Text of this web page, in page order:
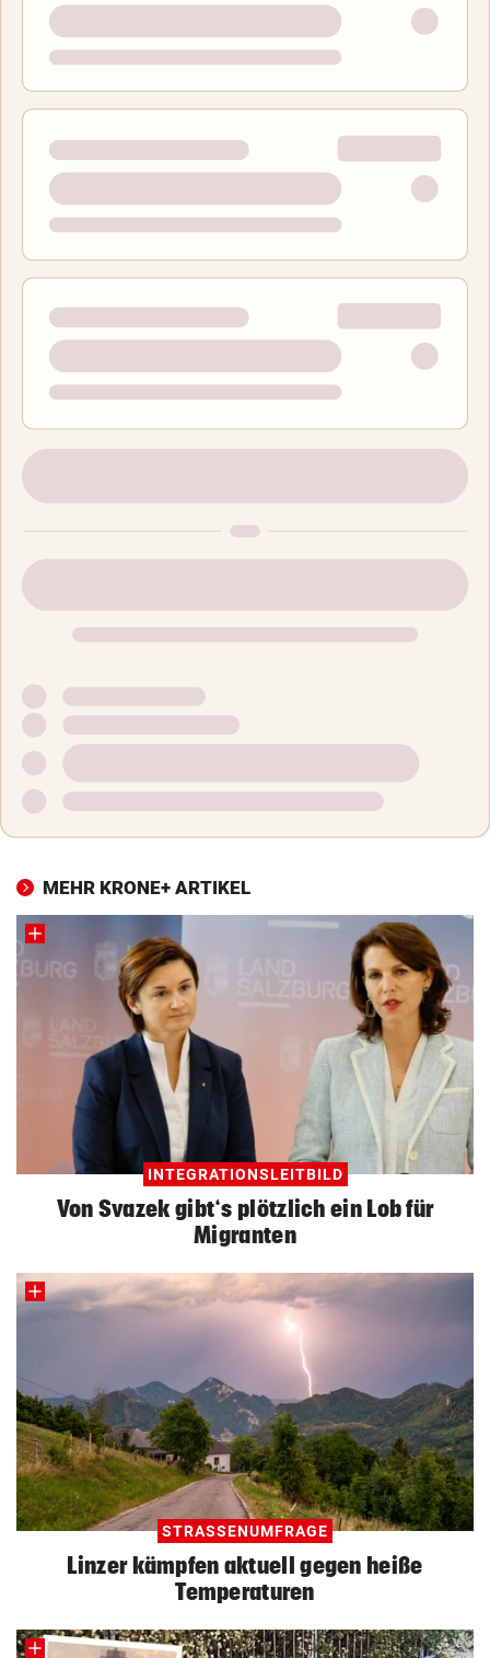
MEHR KRONE+ ARTIKEL
INTEGRATIONSLEITBILD
Von Svazek gibt‘s plötzlich ein Lob für
Migranten
STRASSENUMFRAGE
Linzer kämpfen aktuell gegen heiße
Temperaturen